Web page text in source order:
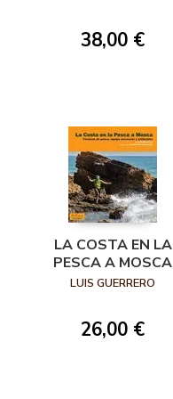
38,00 €
LA COSTA EN LA
PESCA A MOSCA
LUIS GUERRERO
26,00 €